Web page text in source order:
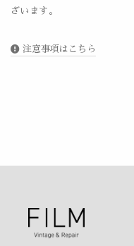
ざいます。
注意事項はこちら